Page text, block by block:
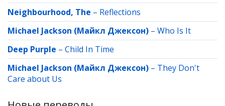
Neighbourhood, The – Reflections
Michael Jackson (Майкл Джексон) – Who Is It
Deep Purple – Child In Time
Michael Jackson (Майкл Джексон) – They Don't
Care about Us